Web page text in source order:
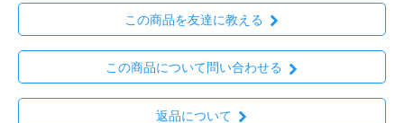
この商品を友達に教える
この商品について問い合わせる
返品について